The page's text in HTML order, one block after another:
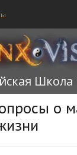
о